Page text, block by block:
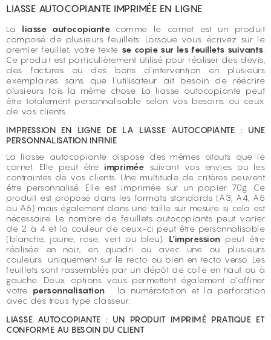
LIASSE AUTOCOPIANTE IMPRIMÉE EN LIGNE
La liasse autocopiante comme le carnet est un produit
composé de plusieurs feuillets. Lorsque vous écrivez sur le
premier feuillet, votre texte se copie sur les feuillets suivants
Ce produit est particulièrement utilisé pour réaliser des devis,
des factures ou des bons d'intervention en plusieurs
exemplaires sans que l'utilisateur ait besoin de réécrire
plusieurs fois la même chose. La liasse autocopiante peut
être totalement personnalisable selon vos besoins ou ceux
de vos clients.
IMPRESSION EN LIGNE DE LA LIASSE AUTOCOPIANTE : UNE
PERSONNALISATION INFINIE
La liasse autocopiante dispose des mêmes atouts que le
carnet. Elle peut être imprimée suivant vos envies ou les
contraintes de vos clients. Une multitude de critères peuvent
être personnalisé. Elle est imprimée sur un papier 70g. Ce
produit est proposé dans les formats standards (A3, A4, A5
ou A6) mais également dans une taille sur mesure si cela est
nécessaire. Le nombre de feuillets autocopiants peut varier
de 2 à 4 et la couleur de ceux-ci peut être personnalisable
(blanche, jaune, rose, vert ou bleu). L'impression peut être
réalisée en noir, en quadri ou avec une ou plusieurs
couleurs uniquement sur le recto ou bien en recto verso. Les
feuillets sont rassemblés par un dépôt de colle en haut ou à
gauche. Deux options vous permettent également d'affiner
votre personnalisation : la numérotation et la perforation
avec des trous type classeur.
LIASSE AUTOCOPIANTE : UN PRODUIT IMPRIMÉ PRATIQUE ET
CONFORME AU BESOIN DU CLIENT